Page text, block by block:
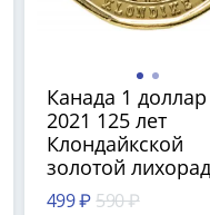
Канада 1 доллар
2021 125 лет
Клондайкской
золотой
цветное
499 ₽ 590 ₽